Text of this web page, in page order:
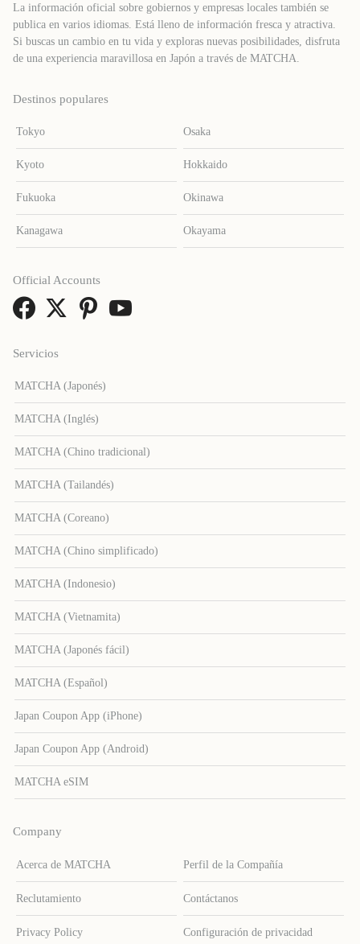
La información oficial sobre gobiernos y empresas locales también se
publica en varios idiomas. Está lleno de información fresca y atractiva.
Si buscas un cambio en tu vida y exploras nuevas posibilidades, disfruta
de una experiencia maravillosa en Japón a través de MATCHA.
Destinos populares
Tokyo Osaka
Kyoto Hokkaido
Fukuoka Okinawa
Kanagawa Okayama
Servicios
MATCHA (Japonés)
MATCHA (Inglés)
MATCHA (Chino tradicional)
MATCHA (Tailandés)
MATCHA (Coreano)
MATCHA (Chino simplificado)
MATCHA (Indonesio)
MATCHA (Vietnamita)
MATCHA (Japonés fácil)
MATCHA (Español)
Japan Coupon App (iPhone)
Japan Coupon App (Android)
MATCHA eSIM
Company
Acerca de MATCHA Perfil de la Compañía
Reclutamiento Contáctanos
Privacy Policy Configuración de privacidad
Official Accounts